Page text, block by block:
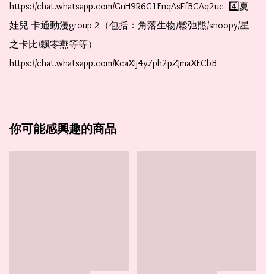
https://chat.whatsapp.com/GnH9R6G1EnqAsFfBCAq2uc  4️⃣夏
娃兒-卡通動漫group 2（包括：角落生物/鬆弛熊/snoopy/星
之卡比/飄零燕等等）
https://chat.whatsapp.com/KcaXIj4y7ph2pZJmaXECbB
你可能感興趣的商品